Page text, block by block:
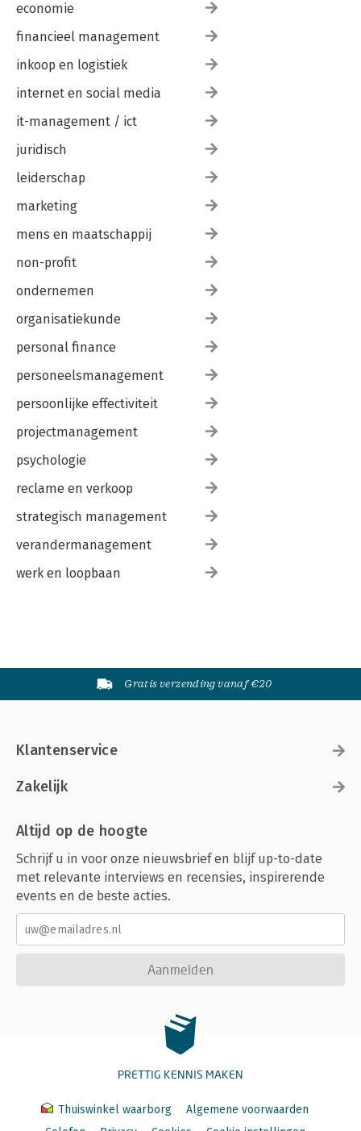
economie
financieel management
inkoop en logistiek
internet en social media
it-management / ict
juridisch
leiderschap
marketing
mens en maatschappij
non-profit
ondernemen
organisatiekunde
personal finance
personeelsmanagement
persoonlijke effectiviteit
projectmanagement
psychologie
reclame en verkoop
strategisch management
verandermanagement
werk en loopbaan
Gratis verzending vanaf €20
Klantenservice
Zakelijk
Altijd op de hoogte
Schrijf u in voor onze nieuwsbrief en blijf up-to-date
met relevante interviews en recensies, inspirerende
events en de beste acties.
Aanmelden
PRETTIG KENNIS MAKEN
Thuiswinkel waarborg
Algemene voorwaarden